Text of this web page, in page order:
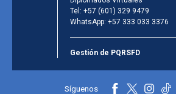
Tel: +57 (601) 329 9479
WhatsApp: +57 333 033 3376
Gestión de PQRSFD
Síguenos